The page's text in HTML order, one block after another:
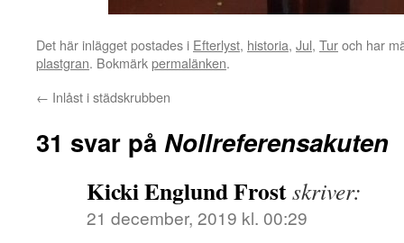
Det här inlägget postades i Efterlyst, historia, Jul, Turoch har
plastgran. Bokmärkpermalänken.
← Inlåst i städskrubben
31 svar på Nollreferensakuten
Kicki Englund Frostskriver:
21 december, 2019 kl. 00:29